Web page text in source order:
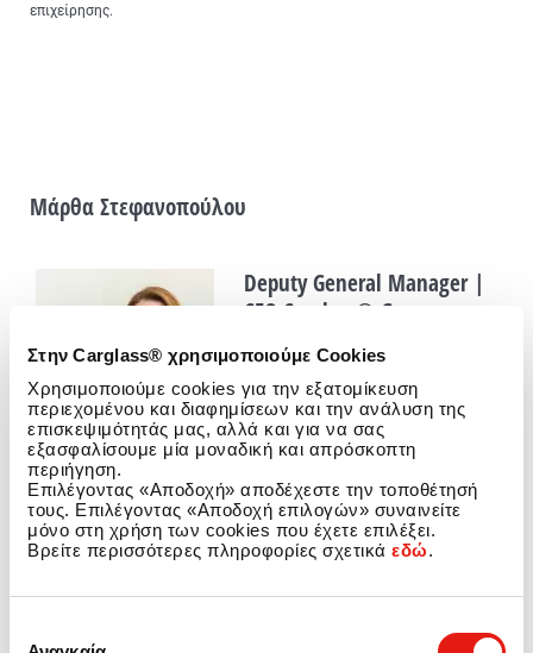
Στην Carglass® χρησιμοποιούμε Cookies
Χρησιμοποιούμε cookies για την εξατομίκευση
περιεχομένου και διαφημίσεων και την ανάλυση της
επισκεψιμότητάς μας, αλλά και για να σας
εξασφαλίσουμε μία μοναδική και απρόσκοπτη
περιήγηση.
Επιλέγοντας «Αποδοχή» αποδέχεστε την τοποθέτησή
τους. Επιλέγοντας «Αποδοχή επιλογών» συναινείτε
μόνο στη χρήση των cookies που έχετε επιλέξει.
Βρείτε περισσότερες πληροφορίες σχετικά εδώ.
επιχείρησης.
Μάρθα Στεφανοπούλου
Deputy General Manager |
CEO Carglass® Greece
Η Μάρθα Στεφανοπούλου γεννήθηκε
στην Αθήνα και σπούδασε General
Business στο Derree College ενώ
απέκτησε διπλό τίτλο σπουδών BSc in
Public Relations and Social Psychology
στο Exeter University της Μεγάλης
Βρετανίας. Έχει 20 ετή εμπειρία στο
χώρο της Επικοινωνίας και έχει διατελέσει διευθυντικό στέλεχος σε
εταιρίες Συμβούλων Επικοινωνίας αλλά και σε μεγάλες πολυεθνικές
και ελληνικές επιχειρήσεις. Έχει εξειδίκευση στο Marketing
καμπάνιες, χορηγίες, προγράμματα Εταιρικής Κοινωνικής Ευθύνης και